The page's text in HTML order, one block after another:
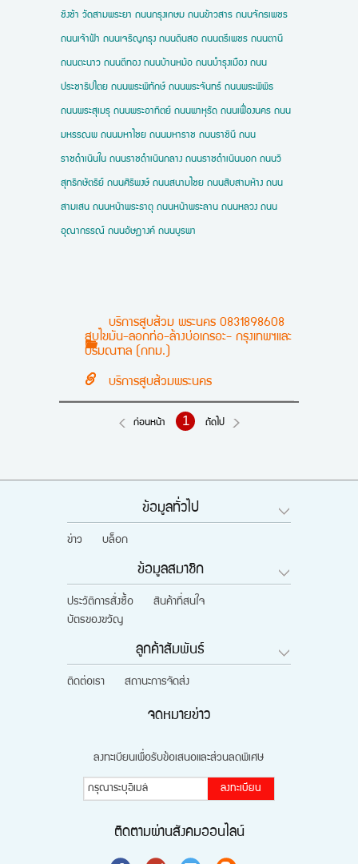
ชิงช้า วัดสามพระยา ถนนกรุงเกษม ถนนข้าวสาร ถนนจักรเพชร
ถนนเจ้าฟ้า ถนนเจริญกรุง ถนนดินสอ ถนนตรีเพชร ถนนตานี
ถนนตะนาว ถนนตีทอง ถนนบ้านหม้อ ถนนบำรุงเมือง ถนน
ประชาธิปไตย ถนนพระพิทักษ์ ถนนพระจันทร์ ถนนพระพิพิธ
ถนนพระสุเมรุ ถนนพระอาทิตย์ ถนนพาหุรัด ถนนเฟื่องนคร ถนน
มหรรณพ ถนนมหาไชย ถนนมหาราช ถนนราชินี ถนน
ราชดำเนินใน ถนนราชดำเนินกลาง ถนนราชดำเนินนอก ถนนวิ
สุทธิกษัตริย์ ถนนศิริพงษ์ ถนนสนามไชย ถนนสิบสามห้าง ถนน
สามเสน ถนนหน้าพระธาตุ ถนนหน้าพระลาน ถนนหลวง ถนน
อุณากรรณ์ ถนนอัษฎางค์ ถนนบูรพา
บริการสูบส้วม พระนคร 0831898608
สูบไขมัน-ลอกท่อ-ล้างบ่อเกรอะ- กรุงเทพฯและ
ปริมณฑล (กทม.)
บริการสูบส้วมพระนคร
ก่อนหน้า 1 ถัดไป
ข้อมูลทั่วไป
ข่าว บล็อก
ข้อมูลสมาชิก
ประวัติการสั่งซื้อ
สินค้าที่สนใจ
บัตรของขวัญ
ลูกค้าสัมพันธ์
ติดต่อเรา สถานะการจัดส่ง
จดหมายข่าว
ลงทะเบียนเพื่อรับข้อเสนอและส่วนลดพิเศษ
ลงทะเบียน
ติดตามผ่านสังคมออนไลน์